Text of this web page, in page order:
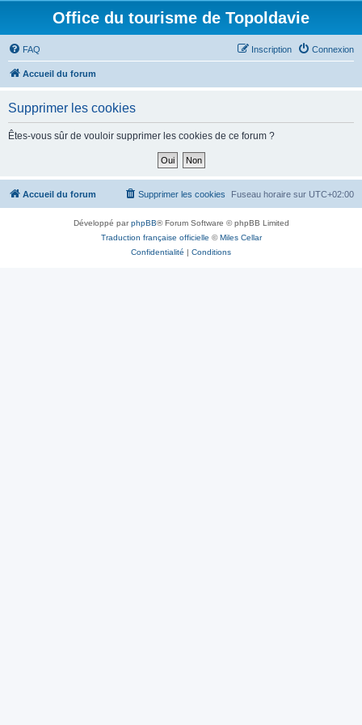
Office du tourisme de Topoldavie
FAQ Connexion
Inscription
Accueil du forum
Supprimer les cookies
Êtes-vous sûr de vouloir supprimer les cookies de ce forum ?
Accueil du forum Fuseau horaire sur UTC+02:00
Supprimer les cookies
Développé parphpBB® Forum Software © phpBB Limited
Traduction française officielle ©Miles Cellar
Confidentialité | Conditions